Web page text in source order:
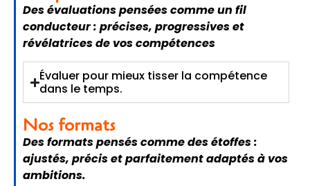
Des évaluations pensées comme un fil
conducteur : précises, progressives et
révélatrices de vos compétences
Évaluer pour mieux tisser la compétence
dans le temps.
Nos formats
Des formats pensés comme des étoffes :
ajustés, précis et parfaitement adaptés à vos
ambitions.